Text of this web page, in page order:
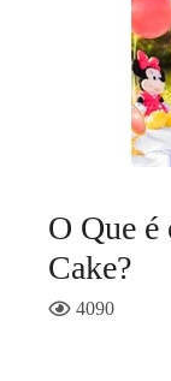
O Que é
Cake?
4090